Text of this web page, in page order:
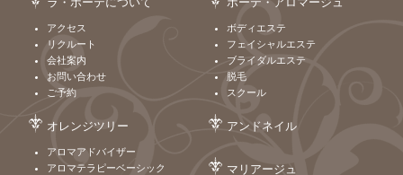
アクセス
リクルート
会社案内
お問い合わせ
ご予約
ボディエステ
フェイシャルエステ
ブライダルエステ
脱毛
スクール
オレンジツリー
アロマアドバイザー
アロマテラピーベーシック
アンドネイル
マリアージュ